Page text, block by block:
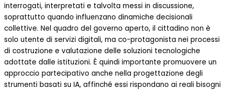
interrogati, interpretati e talvolta messi in discussione,
soprattutto quando influenzano dinamiche decisionali
collettive. Nel quadro del governo aperto, il cittadino non è
solo utente di servizi digitali, ma co-protagonista nei processi
di costruzione e valutazione delle soluzioni tecnologiche
adottate dalle istituzioni. È quindi importante promuovere un
approccio partecipativo anche nella progettazione degli
strumenti basati su IA, affinché essi rispondano ai reali bisogni